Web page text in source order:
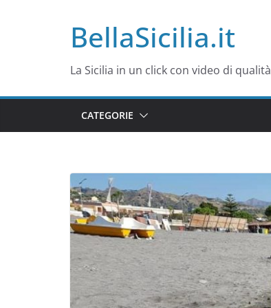
BellaSicilia.it
La Sicilia in un click con video di qualità
CATEGORIE